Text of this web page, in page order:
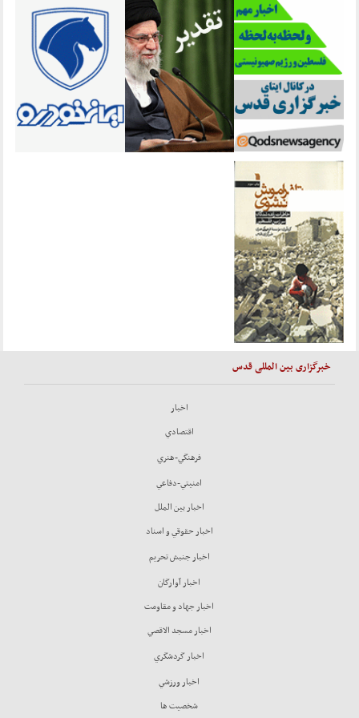
خبرگزاری بین المللی قدس
اخبار
اقتصادي
فرهنگي-هنري
امنيتي-دفاعي
اخبار بين الملل
اخبار حقوقي و اسناد
اخبار جنبش تحريم
اخبار آوارگان
اخبار جهاد و مقاومت
اخبار مسجد الاقصي
اخبار گردشگري
اخبار ورزشي
شخصيت ها